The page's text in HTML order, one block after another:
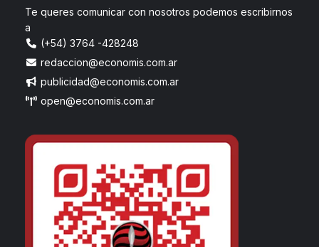
Te queres comunicar con nosotros podemos escribirnos
a
(+54) 3764 -428248
redaccion@economis.com.ar
publicidad@economis.com.ar
open@economis.com.ar